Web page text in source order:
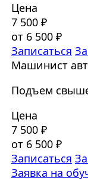
Цена
7 500 ₽
от 6 500 ₽
Записаться
Машинист
Подъем
Цена
7 500 ₽
от 6 500 ₽
Записаться
Заявка на